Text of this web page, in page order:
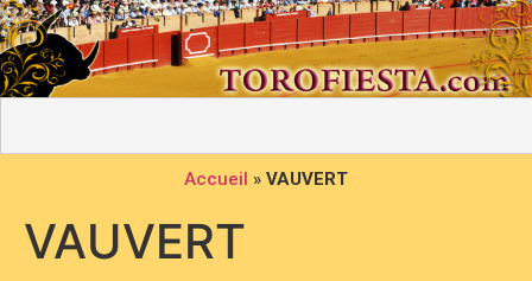
Accueil » VAUVERT
VAUVERT